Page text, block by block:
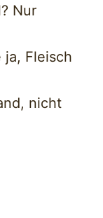
Nur
ja, Fleisch
nicht